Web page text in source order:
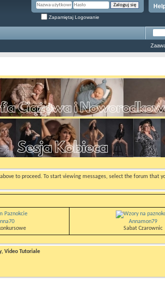
Zapamiętaj Logowanie
to proceed. To start viewing messages, select the forum that
Annamon79
Sabat Czarownic
Video Tutoriale